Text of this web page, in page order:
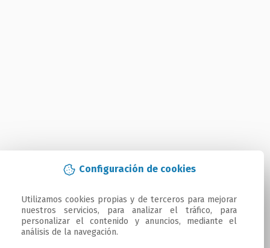
Configuración de cookies
Utilizamos cookies propias y de terceros para mejorar
nuestros servicios, para analizar el tráfico, para
personalizar el contenido y anuncios, mediante el
análisis de la navegación.